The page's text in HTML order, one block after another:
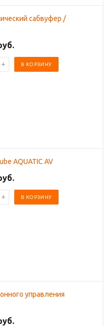
сабвуфер /
В КОРЗИНУ
AQUATIC AV
В КОРЗИНУ
управления